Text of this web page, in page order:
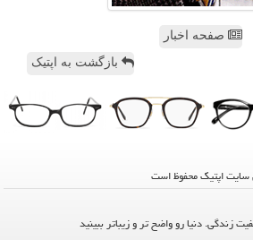
صفحه اخبار
بازگشت به اپتیک
زندگی. دنیا رو واضح تر و زیباتر ببینید